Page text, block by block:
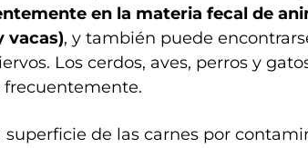
en la materia fecal de
vacas), y también puede
Los cerdos, aves, perros y
superficie de las carnes por